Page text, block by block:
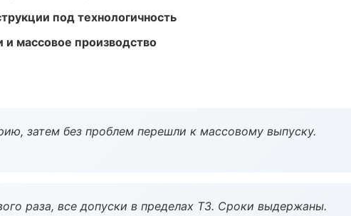
под технологичность
и массовое производство
затем без проблем перешли к массовому выпуску.
раза, все допуски в пределах ТЗ. Сроки выдержаны.